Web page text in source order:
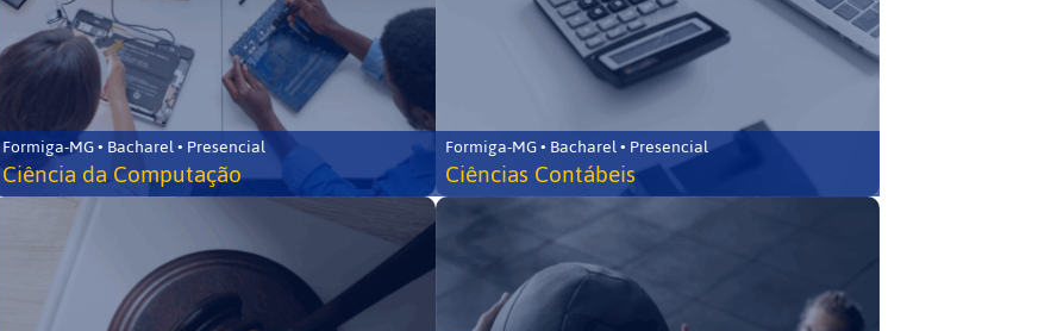
Formiga-MG • Bacharel • Presencial
Ciência da Computação
Formiga-MG • Bacharel • Presencial
Ciências Contábeis